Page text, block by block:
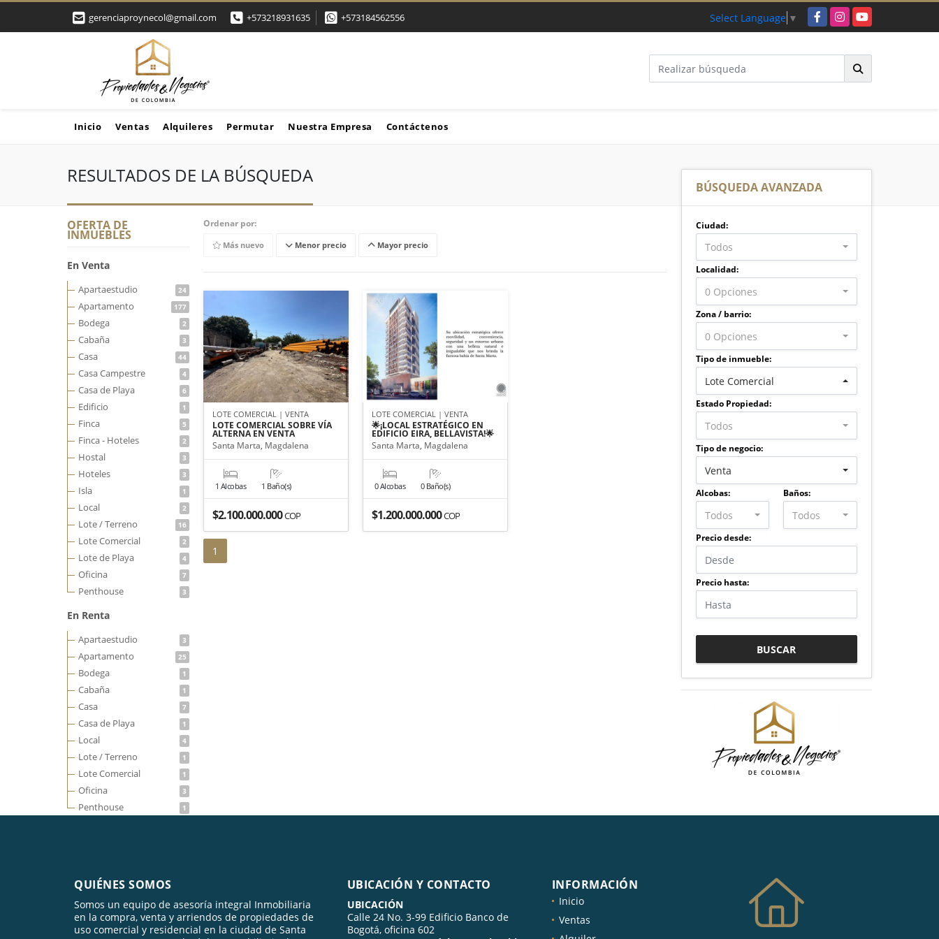
gerenciaproynecol@gmail.com +573218931635 +573184562556 Select Language ▼ FacebookInstagramYouTube
Inicio Ventas Alquileres Permutar Nuestra Empresa Contáctenos
RESULTADOS DE LA BÚSQUEDA
OFERTA DE
INMUEBLES
En Venta
Apartaestudio 24
Apartamento 177
Bodega 2
Cabaña 3
Casa 44
Casa Campestre 4
Casa de Playa 6
Edificio 1
Finca 5
Finca - Hoteles 2
Hostal 3
Hoteles 3
Isla 1
Local 2
Lote / Terreno 16
Lote Comercial 2
Lote de Playa 4
Oficina 7
Penthouse 3
En Renta
Apartaestudio 3
Apartamento 25
Bodega 1
Cabaña 1
Casa 7
Casa de Playa 1
Local 4
Lote / Terreno 1
Lote Comercial 1
Oficina 3
Penthouse 1
Ordenar por:
Más nuevo Menor precio Mayor precio
LOTE COMERCIAL | VENTA
LOTE COMERCIAL SOBRE VÍA
ALTERNA EN VENTA
Santa Marta, Magdalena
1 Alcobas 1 Baño(s)
$2.100.000.000COP
LOTE COMERCIAL | VENTA
🌟¡LOCAL ESTRATÉGICO EN
EDIFICIO EIRA, BELLAVISTA!🌟
Santa Marta, Magdalena
0 Alcobas 0 Baño(s)
$1.200.000.000COP
1
BÚSQUEDA AVANZADA
Ciudad:
Todos
Localidad:
0 Opciones
Zona / barrio:
0 Opciones
Tipo de inmueble:
Lote Comercial
Estado Propiedad:
Todos
Tipo de negocio:
Venta
Alcobas:
Todos
Baños:
Todos
Precio desde:
Precio hasta:
BUSCAR
QUIÉNES SOMOS
Somos un equipo de asesoría integral Inmobiliaria
en la compra, venta y arriendos de propiedades de
uso comercial y residencial en la ciudad de Santa
UBICACIÓN Y CONTACTO
UBICACIÓN
Calle 24 No. 3-99 Edificio Banco de
Bogotá, oficina 602
INFORMACIÓN
Inicio
Ventas